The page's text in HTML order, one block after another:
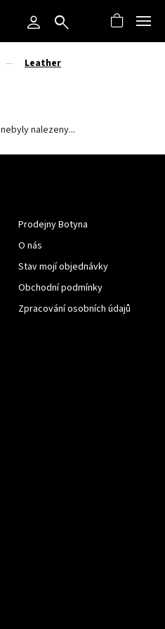
/ Leather
nebyly nalezeny...
Prodejny Botyna
O nás
Stav mojí objednávky
Obchodní podmínky
Zpracování osobních údajů